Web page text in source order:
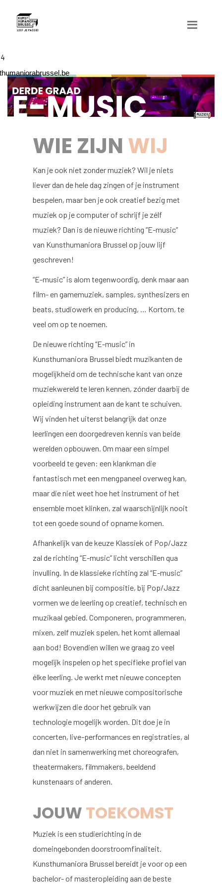
WIE ZIJN WIJ
Kan je ook niet zonder muziek? Wil je niets
liever dan de hele dag zingen of je instrument
bespelen, maar ben je ook creatief bezig met
muziek op je computer of schrijf je zélf
muziek? Dan is de nieuwe richting “E-music”
van Kunsthumaniora Brussel op jouw lijf
geschreven!
“E-music” is alom tegenwoordig, denk maar aan
film- en gamemuziek, samples, synthesizers en
beats, studiowerk en producing, … Kortom, te
veel om op te noemen.
De nieuwe richting “E-music” in
Kunsthumaniora Brussel biedt muzikanten de
mogelijkheid om de technische kant van onze
muziekwereld te leren kennen, zónder daarbij de
opleiding instrument aan de kant te schuiven.
Wij vinden het uiterst belangrijk dat onze
leerlingen een doorgedreven kennis van beide
werelden opbouwen. Om maar een simpel
voorbeeld te geven: een klankman die
fantastisch met een mengpaneel overweg kan,
maar die niet weet hoe het instrument of het
ensemble moet klinken, zal waarschijnlijk nooit
tot een goede sound of opname komen.
Afhankelijk van de keuze Klassiek of Pop/Jazz
zal de richting “E-music” licht verschillen qua
invulling. In de klassieke richting zal “E-music”
dicht aanleunen bij compositie, bij Pop/Jazz
vormen we de leerling op creatief, technisch en
muzikaal gebied. Componeren, programmeren,
mixen, zelf muziek spelen, het komt allemaal
aan bod! Bovendien willen we graag zo veel
mogelijk inspelen op het specifieke profiel van
élke leerling. Je werkt met nieuwe concepten
voor muziek en met nieuwe compositorische
werkwijzen die door het gebruik van
technologie mogelijk worden. Dit doe je in
concerten, live-performances en registraties, al
dan niet in samenwerking met choreografen,
theatermakers, filmmakers, beeldend
kunstenaars of anderen.
JOUW TOEKOMST
Muziek is een studierichting in de
domeingebonden doorstroomfinaliteit.
Kunsthumaniora Brussel bereidt je voor op een
bachelor- of masteropleiding aan de beste